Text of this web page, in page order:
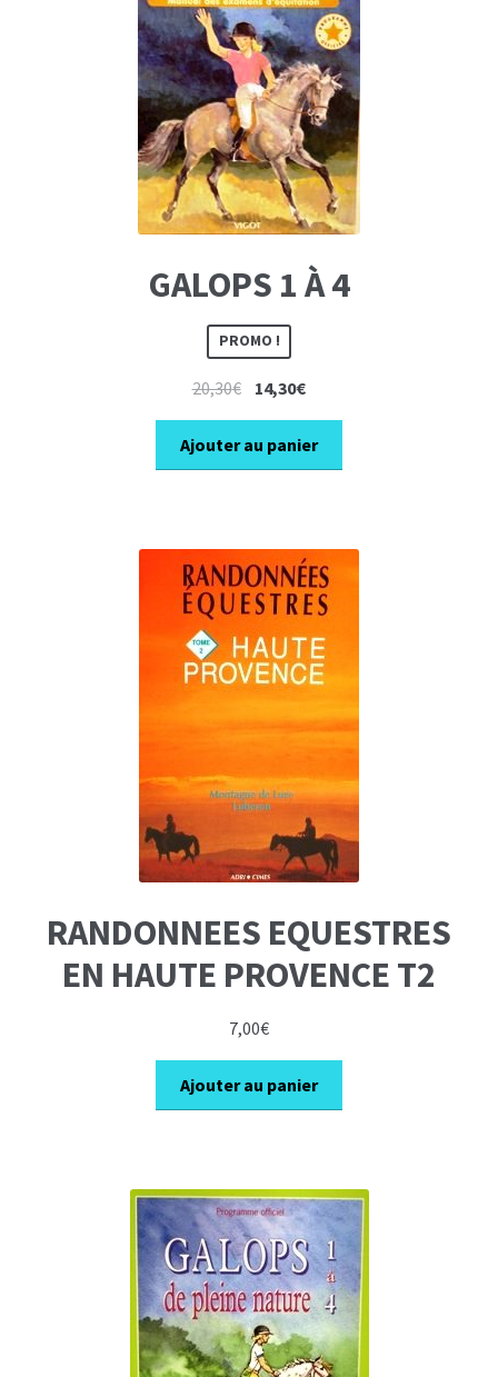
GALOPS 1 À 4
PROMO !
20,30€ Le
initial
était :
14,30€Le
actuel
est :
Ajouter au panier
RANDONNEES EQUESTRES
EN HAUTE PROVENCE T2
7,00€
Ajouter au panier